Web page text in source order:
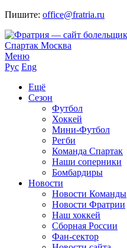
Пишите: office@fratria.ru
Меню
Рус Eng
Ещё
Сезон
Футбол
Хоккей
Мини-Футбол
Регби
Команда Спартак
Наши соперники
Бомбардиры
Новости
Новости Команды
Новости Фратрии
Наш хоккей
Сборная России
Фан-cектор